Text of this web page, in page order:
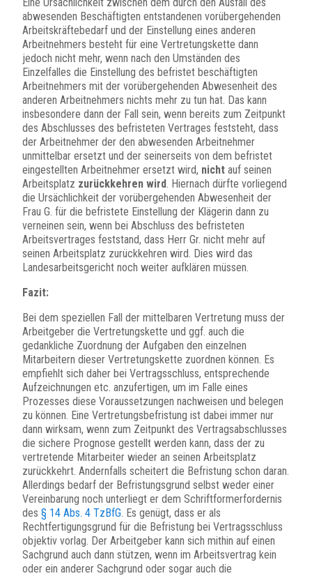
abwesenden Beschäftigten entstandenen vorübergehenden
Arbeitskräftebedarf und der Einstellung eines anderen
Arbeitnehmers besteht für eine Vertretungskette dann
jedoch nicht mehr, wenn nach den Umständen des
Einzelfalles die Einstellung des befristet beschäftigten
Arbeitnehmers mit der vorübergehenden Abwesenheit des
anderen Arbeitnehmers nichts mehr zu tun hat. Das kann
insbesondere dann der Fall sein, wenn bereits zum Zeitpunkt
des Abschlusses des befristeten Vertrages feststeht, dass
der Arbeitnehmer der den abwesenden Arbeitnehmer
unmittelbar ersetzt und der seinerseits von dem befristet
eingestellten Arbeitnehmer ersetzt wird, nicht auf seinen
Arbeitsplatz zurückkehren wird. Hiernach dürfte vorliegend
die Ursächlichkeit der vorübergehenden Abwesenheit der
Frau G. für die befristete Einstellung der Klägerin dann zu
verneinen sein, wenn bei Abschluss des befristeten
Arbeitsvertrages feststand, dass Herr Gr. nicht mehr auf
seinen Arbeitsplatz zurückkehren wird. Dies wird das
Landesarbeitsgericht noch weiter aufklären müssen.
Fazit:
Bei dem speziellen Fall der mittelbaren Vertretung muss der
Arbeitgeber die Vertretungskette und ggf. auch die
gedankliche Zuordnung der Aufgaben den einzelnen
Mitarbeitern dieser Vertretungskette zuordnen können. Es
empfiehlt sich daher bei Vertragsschluss, entsprechende
Aufzeichnungen etc. anzufertigen, um im Falle eines
Prozesses diese Voraussetzungen nachweisen und belegen
zu können. Eine Vertretungsbefristung ist dabei immer nur
dann wirksam, wenn zum Zeitpunkt des Vertragsabschlusses
die sichere Prognose gestellt werden kann, dass der zu
vertretende Mitarbeiter wieder an seinen Arbeitsplatz
zurückkehrt. Andernfalls scheitert die Befristung schon daran.
Allerdings bedarf der Befristungsgrund selbst weder einer
Vereinbarung noch unterliegt er dem Schriftformerfordernis
des § 14 Abs. 4 TzBfG. Es genügt, dass er als
Rechtfertigungsgrund für die Befristung bei Vertragsschluss
objektiv vorlag. Der Arbeitgeber kann sich mithin auf einen
Sachgrund auch dann stützen, wenn im Arbeitsvertrag kein
oder ein anderer Sachgrund oder sogar auch die